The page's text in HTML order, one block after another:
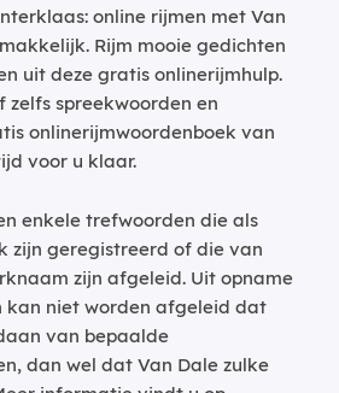
online rijmen met Van
Rijm mooie gedichten
uit deze gratis onlinerijmhulp.
zelfs spreekwoorden en
onlinerijmwoordenboek van
voor u klaar.
enkele trefwoorden die als
zijn geregistreerd of die van
zijn afgeleid. Uit opname
kan niet worden afgeleid dat
van bepaalde
dan wel dat Van Dale zulke